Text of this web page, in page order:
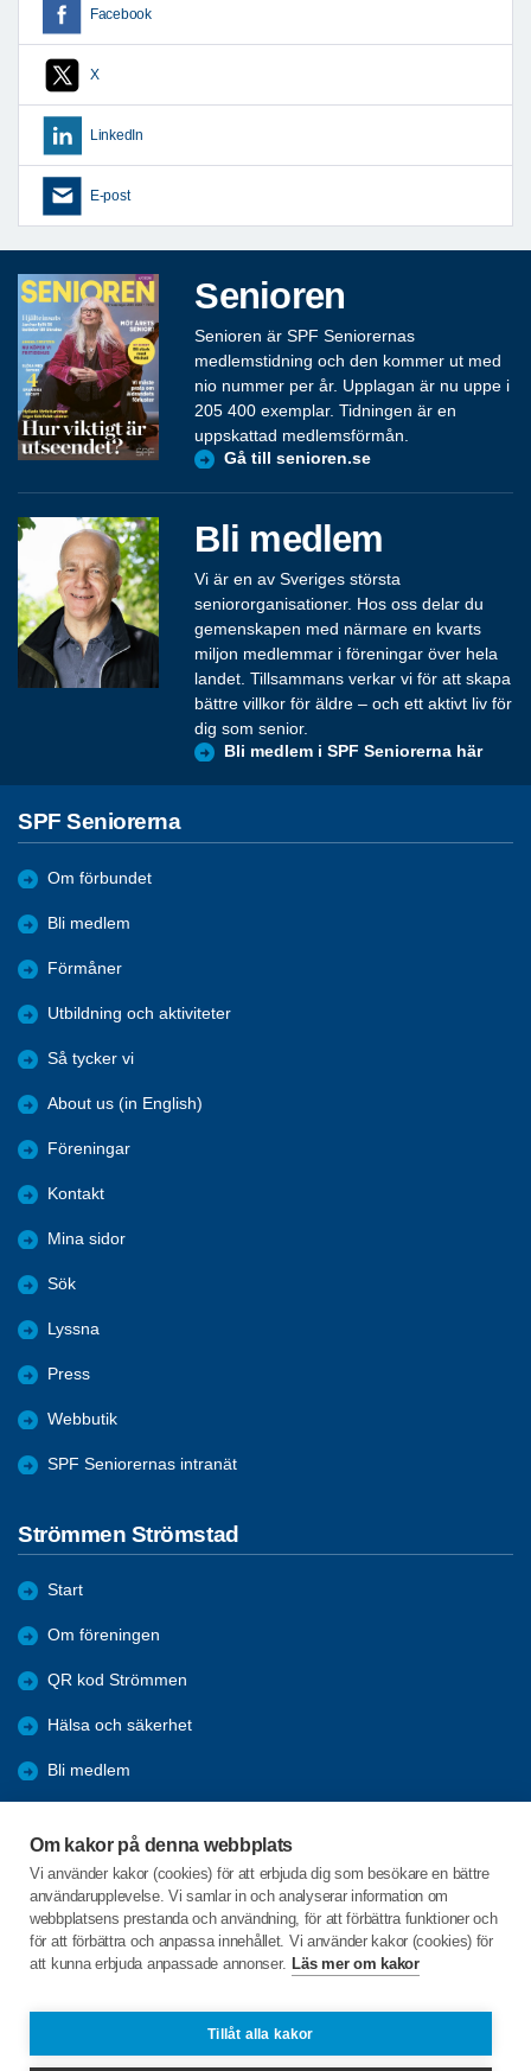
Om kakor på denna webbplats
Vi använder kakor (cookies) för att erbjuda dig som besökare en bättre
användarupplevelse. Vi samlar in och analyserar information om
webbplatsens prestanda och användning, för att förbättra funktioner och
för att förbättra och anpassa innehållet. Vi använder kakor (cookies) för
att kunna erbjuda anpassade annonser. Läs mer om kakor
Tillåt alla kakor
Facebook
X
LinkedIn
E-post
Senioren
Senioren är SPF Seniorernas
medlemstidning och den kommer ut med
nio nummer per år. Upplagan är nu uppe i
205 400 exemplar. Tidningen är en
uppskattad medlemsförmån.
Gå till senioren.se
Bli medlem
Vi är en av Sveriges största
seniororganisationer. Hos oss delar du
gemenskapen med närmare en kvarts
miljon medlemmar i föreningar över hela
landet. Tillsammans verkar vi för att skapa
bättre villkor för äldre – och ett aktivt liv för
dig som senior.
Bli medlem i SPF Seniorerna här
SPF Seniorerna
Om förbundet
Bli medlem
Förmåner
Utbildning och aktiviteter
Så tycker vi
About us (in English)
Föreningar
Kontakt
Mina sidor
Sök
Lyssna
Press
Webbutik
SPF Seniorernas intranät
Strömmen Strömstad
Start
Om föreningen
QR kod Strömmen
Hälsa och säkerhet
Bli medlem
Kommande resor
Arkiv
C/o:Stanley Lysell